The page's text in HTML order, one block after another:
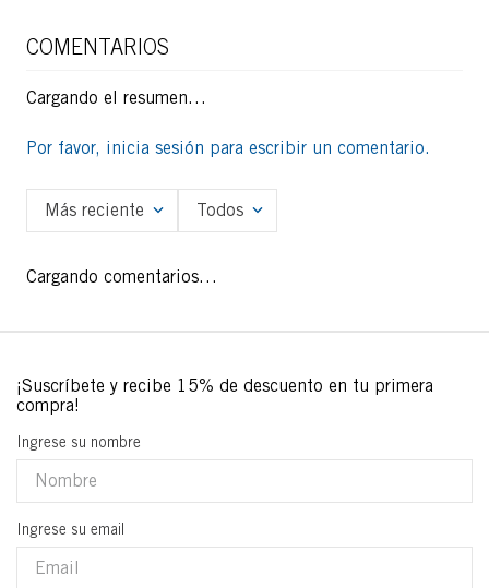
COMENTARIOS
Cargando el resumen…
Por favor, inicia sesión para escribir un comentario.
Más reciente Todos
Cargando comentarios…
Ingrese su nombre
Ingrese su email